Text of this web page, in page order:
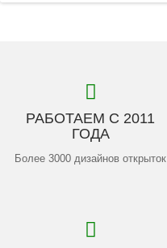
РАБОТАЕМ С 2011
ГОДА
Более 3000 дизайнов открыток